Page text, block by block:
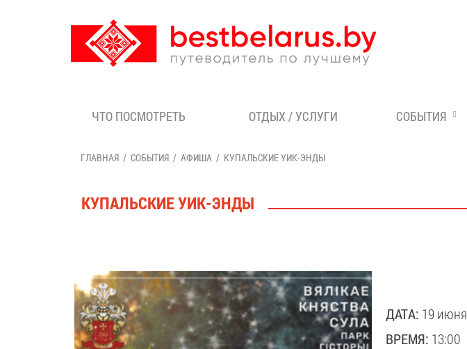
ЧТО ПОСМОТРЕТЬ ОТДЫХ / УСЛУГИ СОБЫТИЯ
ГЛАВНАЯ СОБЫТИЯ АФИША КУПАЛЬСКИЕ УИК-ЭНДЫ
КУПАЛЬСКИЕ УИК-ЭНДЫ
ДАТА: 19
ВРЕМЯ: 13:00